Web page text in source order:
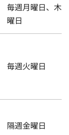
毎週月曜日、木
曜日
毎週火曜日
隔週金曜日